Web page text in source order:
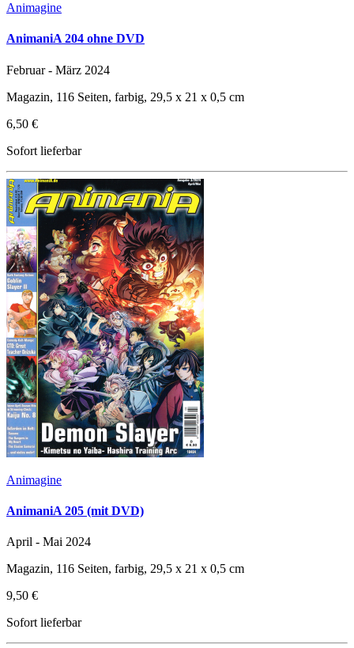
Animagine
AnimaniA 204 ohne DVD
Februar - März 2024
Magazin, 116 Seiten, farbig, 29,5 x 21 x 0,5 cm
6,50 €
Sofort lieferbar
Animagine
AnimaniA 205 (mit DVD)
April - Mai 2024
Magazin, 116 Seiten, farbig, 29,5 x 21 x 0,5 cm
9,50 €
Sofort lieferbar